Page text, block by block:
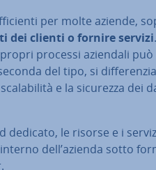
per molte aziende,
dei clienti o fornire servizi
processi aziendali può
del tipo, si
e la sicurezza dei
dedicato, le risorse e i
dell’azienda sotto